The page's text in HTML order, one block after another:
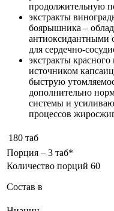
продолжительную
экстракты
боярышника –
антиоксидантными
для сердечно-
экстракты
источником
быструю
дополнительно
системы и
процессов
180 таб
Порция – 3 таб*
Количество порций 60
Состав в